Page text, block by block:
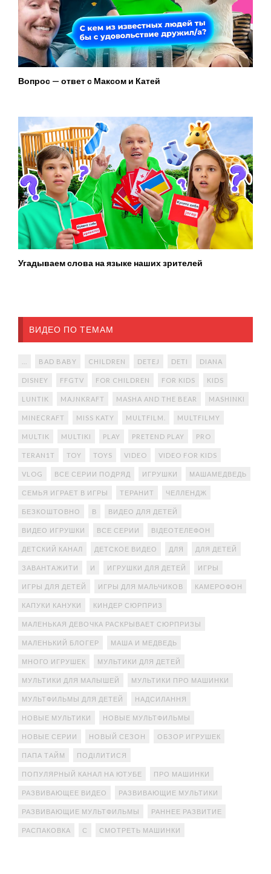
Вопрос — ответ с Максом и Катей
Угадываем слова на языке наших зрителей
ВИДЕО ПО ТЕМАМ
BAD BABY CHILDREN DETEJ DETI DIANA
DISNEY FFGTV FOR CHILDREN FOR KIDS KIDS
LUNTIK MAJNKRAFT MASHA AND THE BEAR MASHINKI
MINECRAFT MISS KATY MULTFILM. MULTFILMY
MULTIK MULTIKI PLAY PRETEND PLAY PRO
TERAN1T TOY TOYS VIDEO VIDEO FOR KIDS
VLOG ВСЕ СЕРИИ ПОДРЯД ИГРУШКИ МАШАМЕДВЕДЬ
СЕМЬЯ ИГРАЕТ В ИГРЫ ТЕРАНИТ ЧЕЛЛЕНДЖ
БЕЗКОШТОВНО В ВИДЕО ДЛЯ ДЕТЕЙ
ВИДЕО ИГРУШКИ ВСЕ СЕРИИ ВІДЕОТЕЛЕФОН
ДЕТСКИЙ КАНАЛ ДЕТСКОЕ ВИДЕО ДЛЯ ДЛЯ ДЕТЕЙ
ЗАВАНТАЖИТИ И ИГРУШКИ ДЛЯ ДЕТЕЙ ИГРЫ
ИГРЫ ДЛЯ ДЕТЕЙ ИГРЫ ДЛЯ МАЛЬЧИКОВ КАМЕРОФОН
КАПУКИ КАНУКИ КИНДЕР СЮРПРИЗ
МАЛЕНЬКАЯ ДЕВОЧКА РАСКРЫВАЕТ СЮРПРИЗЫ
МАЛЕНЬКИЙ БЛОГЕР МАША И МЕДВЕДЬ
МНОГО ИГРУШЕК МУЛЬТИКИ ДЛЯ ДЕТЕЙ
МУЛЬТИКИ ДЛЯ МАЛЫШЕЙ МУЛЬТИКИ ПРО МАШИНКИ
МУЛЬТФИЛЬМЫ ДЛЯ ДЕТЕЙ НАДСИЛАННЯ
НОВЫЕ МУЛЬТИКИ НОВЫЕ МУЛЬТФИЛЬМЫ
НОВЫЕ СЕРИИ НОВЫЙ СЕЗОН ОБЗОР ИГРУШЕК
ПАПА ТАЙМ ПОДІЛИТИСЯ
ПОПУЛЯРНЫЙ КАНАЛ НА ЮТУБЕ ПРО МАШИНКИ
РАЗВИВАЮЩЕЕ ВИДЕО РАЗВИВАЮЩИЕ МУЛЬТИКИ
РАЗВИВАЮЩИЕ МУЛЬТФИЛЬМЫ РАННЕЕ РАЗВИТИЕ
РАСПАКОВКА С СМОТРЕТЬ МАШИНКИ